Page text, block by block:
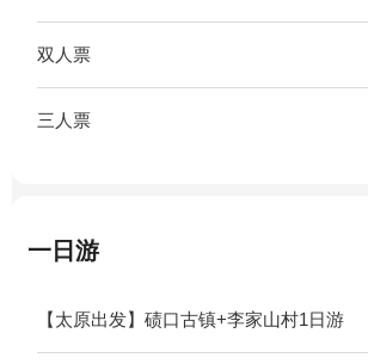
双人票
三人票
一日游
【太原出发】碛口古镇+李家山村1日游